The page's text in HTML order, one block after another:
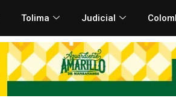
Tolima Judicial